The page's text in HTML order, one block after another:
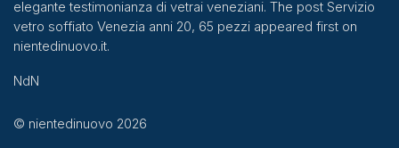
elegante testimonianza di vetrai veneziani. The post Servizio
vetro soffiato Venezia anni 20, 65 pezzi appeared first on
nientedinuovo.it.
NdN
© nientedinuovo 2026